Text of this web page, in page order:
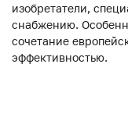
изобретатели,
снабжению.
сочетание
эффективностью.